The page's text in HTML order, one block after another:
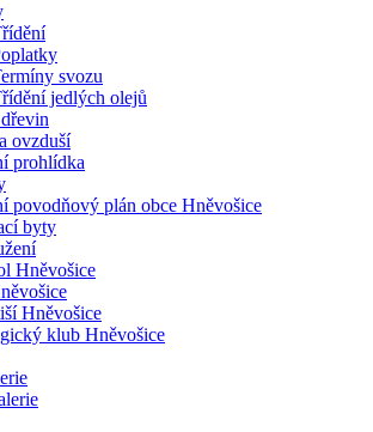
svozu
jedlých olejů
ovzduší
prohlídka
povodňový plán obce Hněvošice
byty
Hněvošice
Hněvošice
klub Hněvošice